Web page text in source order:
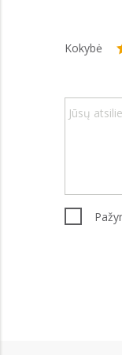
Kokybė